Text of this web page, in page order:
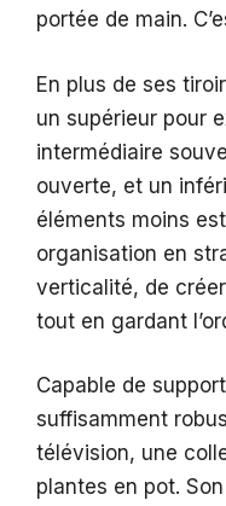
portée de main.
En plus de ses
un supérieur pour
intermédiaire
ouverte, et un
éléments moins
organisation en
verticalité, de
tout en gardant
Capable de
suffisamment
télévision, une
plantes en pot.